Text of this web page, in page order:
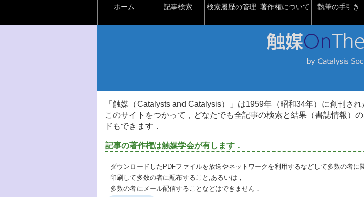
ホーム 記事検索 検索履歴の管理 著作権について 執筆の手引き
「触媒（Catalysts and Catalysis）」は1959年（昭和34年）に創刊され
このサイトをつかって，どなたでも全記事の検索と結果（書誌情報）
ドもできます．
記事の著作権は触媒学会が有します．
ダウンロードしたPDFファイルを放送やネットワークを利用するなどして多数の者に
印刷して多数の者に配布すること,あるいは，
多数の者にメール配信することなどはできません．